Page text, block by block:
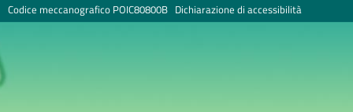
Codice meccanografico POIC80800B Dichiarazione di accessibilità